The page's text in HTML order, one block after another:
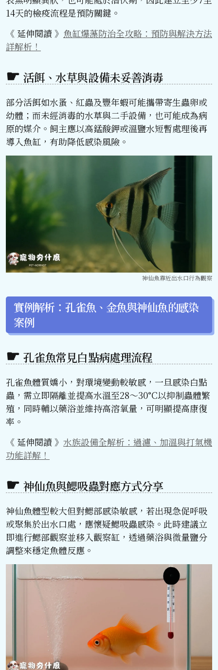
14天的檢疫流程是預防關鍵。
《 延伸閱讀 》 魚缸爆藻防治全攻略：預防與解決方法
詳解析！
活餌、水草與設備未妥善消毒
部分活餌如水蚤、紅蟲及豐年蝦可能攜帶寄生蟲卵或
幼體；而未經消毒的水草與二手設備，也可能成為病
原的媒介。飼主應以高錳酸鉀或溫鹽水短暫處理後再
導入魚缸，有助降低感染風險。
神仙魚靠近出水口行為觀察
實例解析：孔雀魚、金魚與神仙魚的感染
案例
孔雀魚常見白點病處理流程
孔雀魚體質嬌小，對環境變動較敏感，一旦感染白點
蟲，需立即隔離並提高水溫至28～30°C以抑制蟲體繁
殖，同時輔以藥浴並維持高溶氧量，可明顯提高康復
率。
《 延伸閱讀 》 水族設備全解析：過濾、加溫與打氣機
功能詳解！
神仙魚與鰓吸蟲對應方式分享
神仙魚體型較大但對鰓部感染敏感，若出現急促呼吸
或聚集於出水口處，應懷疑鰓吸蟲感染。此時建議立
即進行鰓部觀察並移入觀察缸，透過藥浴與微量鹽分
調整來穩定魚體反應。